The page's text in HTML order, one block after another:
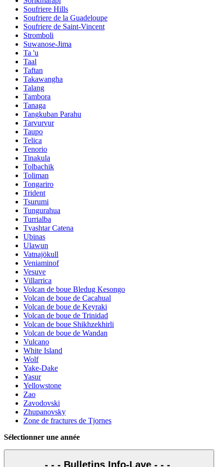
Soufriere Hills
Soufriere de la Guadeloupe
Soufriere de Saint-Vincent
Stromboli
Suwanose-Jima
Ta 'u
Taal
Taftan
Takawangha
Talang
Tambora
Tanaga
Tangkuban Parahu
Tarvurvur
Taupo
Telica
Tenorio
Tinakula
Tolbachik
Toliman
Tongariro
Trident
Tsurumi
Tungurahua
Turrialba
Tvashtar Catena
Ubinas
Ulawun
Vatnajökull
Veniaminof
Vesuve
Villarrica
Volcan de boue Bledug Kesongo
Volcan de boue de Cacahual
Volcan de boue de Keyraki
Volcan de boue de Trinidad
Volcan de boue Shikhzekhirli
Volcan de boue de Wandan
Vulcano
White Island
Wolf
Yake-Dake
Yasur
Yellowstone
Zao
Zavodovski
Zhupanovsky
Zone de fractures de Tjornes
Sélectionner une année
- - - Bulletins Info-Lave - - -